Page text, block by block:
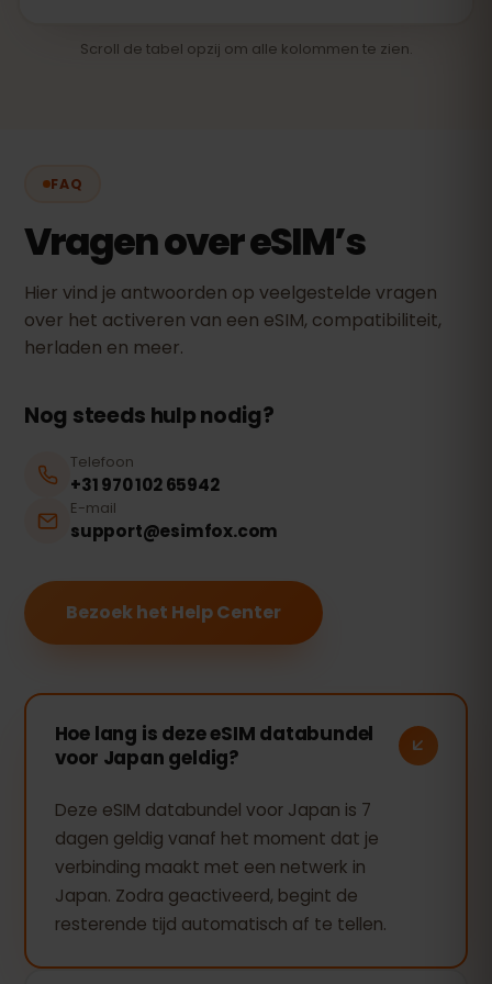
Scroll de tabel opzij om alle kolommen te zien.
FAQ
Vragen over eSIM’s
Hier vind je antwoorden op veelgestelde vragen
over het activeren van een eSIM, compatibiliteit,
herladen en meer.
Nog steeds hulp nodig?
Telefoon
+31 970 102 65942
E-mail
support@esimfox.com
Bezoek het Help Center
Hoe lang is deze eSIM databundel
voor Japan geldig?
Deze eSIM databundel voor Japan is 7
dagen geldig vanaf het moment dat je
verbinding maakt met een netwerk in
Japan. Zodra geactiveerd, begint de
resterende tijd automatisch af te tellen.